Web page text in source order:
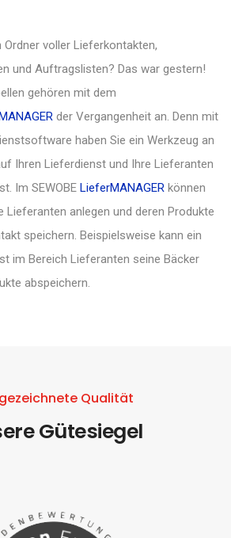
Ordner voller Lieferkontakten,
und Auftragslisten? Das war gestern!
gehören mit dem
der Vergangenheit an. Denn mit
haben Sie ein Werkzeug an
Ihren Lieferdienst und Ihre Lieferanten
Im SEWOBE LieferMANAGER können
Lieferanten anlegen und deren Produkte
speichern. Beispielsweise kann ein
im Bereich Lieferanten seine Bäcker
abspeichern.
Qualität
Gütesiegel